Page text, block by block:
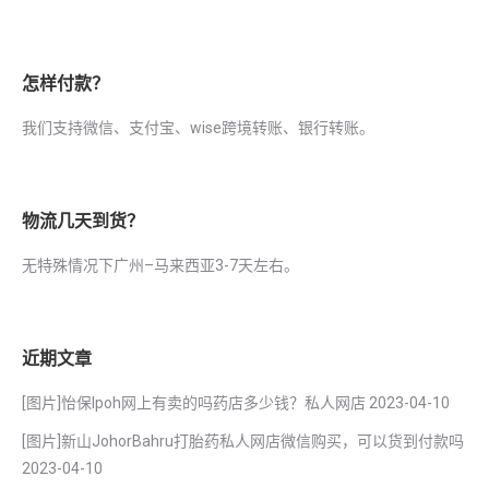
怎样付款？
我们支持微信、支付宝、wise跨境转账、银行转账。
物流几天到货？
无特殊情况下广州–马来西亚3-7天左右。
近期文章
[图片]怡保lpoh网上有卖的吗药店多少钱？私人网店 2023-04-10
[图片]新山JohorBahru打胎药私人网店微信购买，可以货到付款吗
2023-04-10